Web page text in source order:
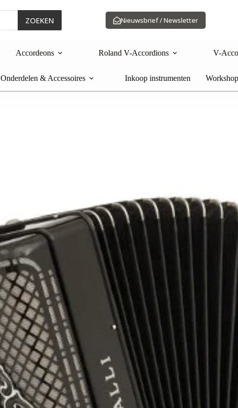
ZOEKEN Nieuwsbrief / Newsletter
Accordeons Roland V-Accordions V-
Onderdelen & Accessoires Inkoop instrumenten